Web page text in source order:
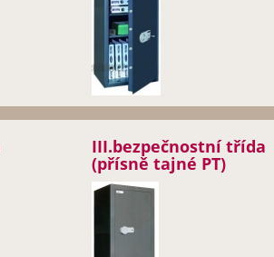
III.bezpečnostní třída
(přísně tajné PT)